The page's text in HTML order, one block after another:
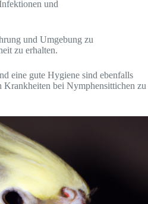
und
und Umgebung zu
zu erhalten.
eine gute Hygiene sind ebenfalls
Krankheiten bei Nymphensittichen zu